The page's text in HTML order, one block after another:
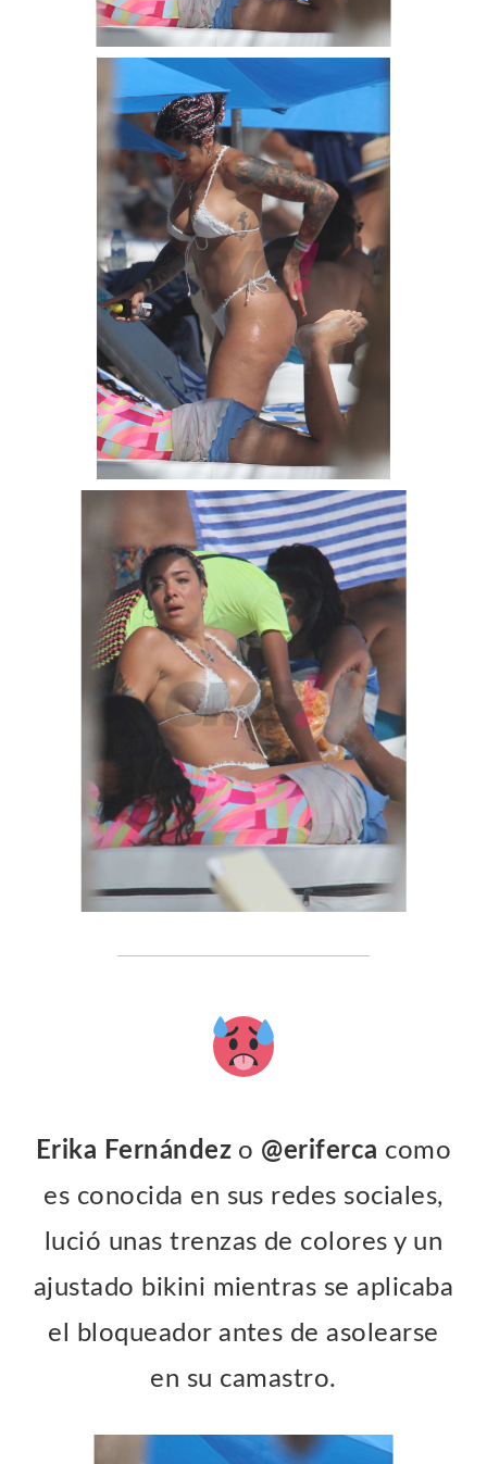
Erika Fernández o @eriferca como
es conocida en sus redes sociales,
lució unas trenzas de colores y un
ajustado bikini mientras se aplicaba
el bloqueador antes de asolearse
en su camastro.